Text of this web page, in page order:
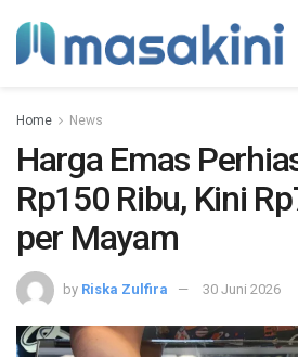
Home News
Harga Emas
Rp150 Ribu, Kini
per Mayam
by Riska Zulfira 30 Juni 2026